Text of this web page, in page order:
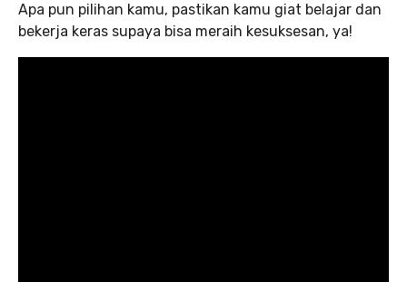
Apa pun pilihan kamu, pastikan kamu giat belajar dan
bekerja keras supaya bisa meraih kesuksesan, ya!